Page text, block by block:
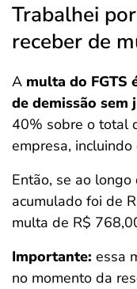
Trabalhei
receber de
A multa do FGTS
de demissão sem
40% sobre o total
empresa, incluindo
Então, se ao longo
acumulado foi de
multa de R$
Importante: essa
no momento da